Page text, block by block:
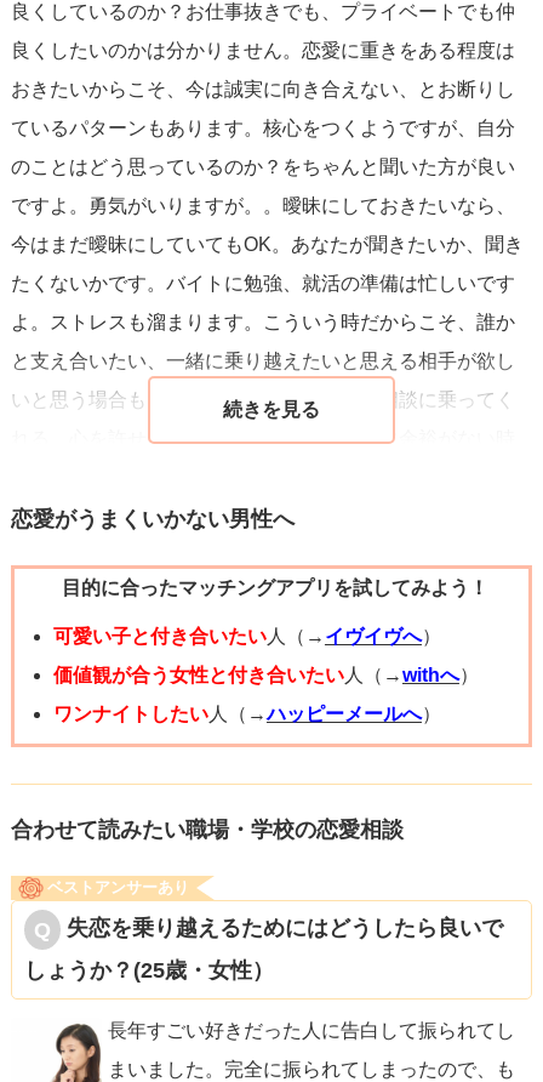
良くしているのか？お仕事抜きでも、プライベートでも仲
良くしたいのかは分かりません。恋愛に重きをある程度は
おきたいからこそ、今は誠実に向き合えない、とお断りし
ているパターンもあります。核心をつくようですが、自分
のことはどう思っているのか？をちゃんと聞いた方が良い
ですよ。勇気がいりますが。。曖昧にしておきたいなら、
今はまだ曖昧にしていてもOK。あなたが聞きたいか、聞き
たくないかです。バイトに勉強、就活の準備は忙しいです
よ。ストレスも溜まります。こういう時だからこそ、誰か
と支え合いたい、一緒に乗り越えたいと思える相手が欲し
いと思う場合も。愚痴を聞いてくれたり、相談に乗ってく
れる、心を許せる相手なら、プライベートに余裕がない時
ヤモヤするのなら、もう一度アタックを！頑張ってみてく
恋愛がうまくいかない男性へ
目的に合ったマッチングアプリを試してみよう！
可愛い子と付き合いたい人（→ イヴイヴへ）
価値観が合う女性と付き合いたい人（→withへ）
ワンナイトしたい人（→ハッピーメールへ）
合わせて読みたい職場・学校の恋愛相談
ベストアンサーあり
失恋を乗り越えるためにはどうしたら良いで
しょうか？(25歳・女性）
長年すごい好きだった人に告白して振られてし
まいました。完全に振られてしまったので、も